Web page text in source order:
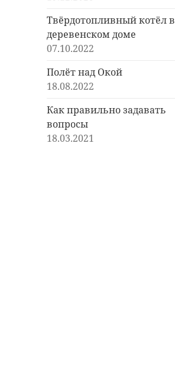
Твёрдотопливный котёл в
деревенском доме
07.10.2022
Полёт над Окой
18.08.2022
Как правильно задавать
вопросы
18.03.2021